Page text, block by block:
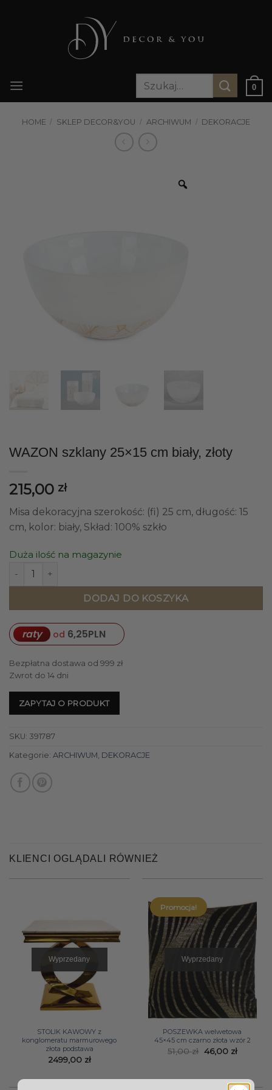
Szukaj:
0
HOME / SKLEP DECOR&YOU / ARCHIWUM / DEKORACJE
WAZON szklany 25×15 cm biały, złoty
215,00 zł
Misa dekoracyjna szerokość: (fi) 25 cm, długość: 15
cm, kolor: biały, Skład: 100% szkło
Duża ilość na magazynie
ilość WAZON szklany 25x15 cm biały, złoty
DODAJ DO KOSZYKA
raty od 6,25PLN
Bezpłatna dostawa od 999 zł
Zwrot do 14 dni
ZAPYTAJ O PRODUKT
SKU: 391787
Kategorie: ARCHIWUM DEKORACJE
KLIENCI OGLĄDALI RÓWNIEŻ
Wyprzedany
STOLIK KAWOWY z
konglomeratu marmurowego
złota podstawa
2499,00 zł
Promocja!
Wyprzedany
POSZEWKA welwetowa
45×45 cm czarno złota wzór 2
51,00zł Pierwotna
cena
46,00 zł